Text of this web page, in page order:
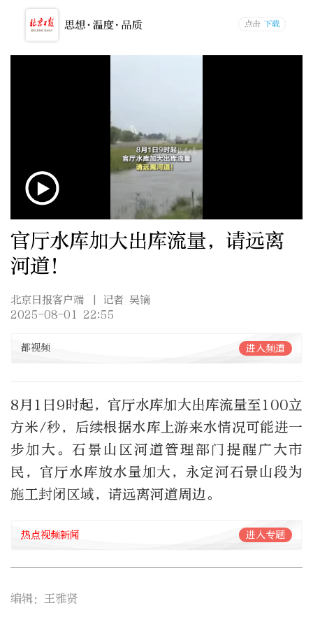
官厅水库加大出库流量，请远离
河道！
北京日报客户端
| 记者 吴镝
2025-08-01 22:55
都视频 进入频道
8月1日9时起，官厅水库加大出库流量至100立
方米/秒，后续根据水库上游来水情况可能进一
步加大。石景山区河道管理部门提醒广大市
民，官厅水库放水量加大，永定河石景山段为
施工封闭区域，请远离河道周边。
热点视频新闻 进入专题
编辑：王雅贤